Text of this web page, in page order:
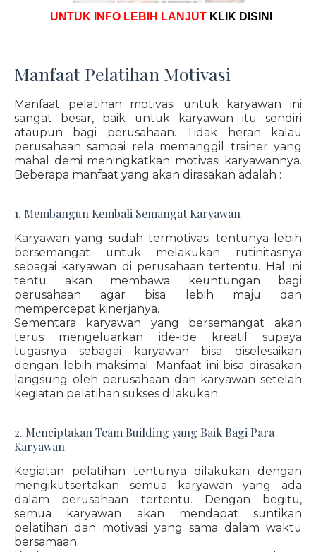
UNTUK INFO LEBIH LANJUT KLIK DISINI
Manfaat Pelatihan Motivasi
Manfaat pelatihan motivasi untuk karyawan ini
sangat besar, baik untuk karyawan itu sendiri
ataupun bagi perusahaan. Tidak heran kalau
perusahaan sampai rela memanggil trainer yang
mahal demi meningkatkan motivasi karyawannya.
Beberapa manfaat yang akan dirasakan adalah :
1. Membangun Kembali Semangat Karyawan
Karyawan yang sudah termotivasi tentunya lebih
bersemangat untuk melakukan rutinitasnya
sebagai karyawan di perusahaan tertentu. Hal ini
tentu akan membawa keuntungan bagi
perusahaan agar bisa lebih maju dan
mempercepat kinerjanya.
Sementara karyawan yang bersemangat akan
terus mengeluarkan ide-ide kreatif supaya
tugasnya sebagai karyawan bisa diselesaikan
dengan lebih maksimal. Manfaat ini bisa dirasakan
langsung oleh perusahaan dan karyawan setelah
kegiatan pelatihan sukses dilakukan.
2. Menciptakan Team Building yang Baik Bagi Para
Karyawan
Kegiatan pelatihan tentunya dilakukan dengan
mengikutsertakan semua karyawan yang ada
dalam perusahaan tertentu. Dengan begitu,
semua karyawan akan mendapat suntikan
pelatihan dan motivasi yang sama dalam waktu
bersamaan.